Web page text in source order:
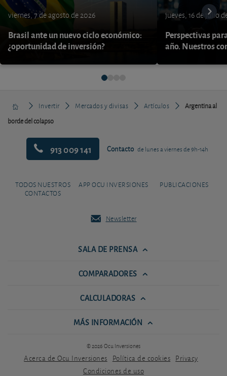
viernes, 7 de agosto de 2026
Brasil ante un nuevo ciclo económico:
¿oportunidad de inversión?
jueves, 16 de julio
Perspectivas
año. Nuestros
Invertir Mercados y divisas Artículos
Argentina al
borde del colapso
913 009 141 Contacto de lunes a viernes de 9h-14h
TODOS NUESTROS
CONTACTOS
APP OCU INVERSIONES PUBLICACIONES
Newsletter
SALA DE PRENSA
COMPARADORES
CALCULADORAS
MÁS INFORMACIÓN
© 2026 Ocu Inversiones
Acerca de Ocu Inversiones Política de cookies Privacy
Condiciones de uso